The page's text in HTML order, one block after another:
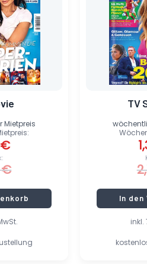
€
€
Mietpreis
inkl.
TV
In den